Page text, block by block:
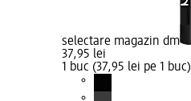
selectare magazin dm
37,95 lei
1 buc (37,95 lei pe 1 buc)